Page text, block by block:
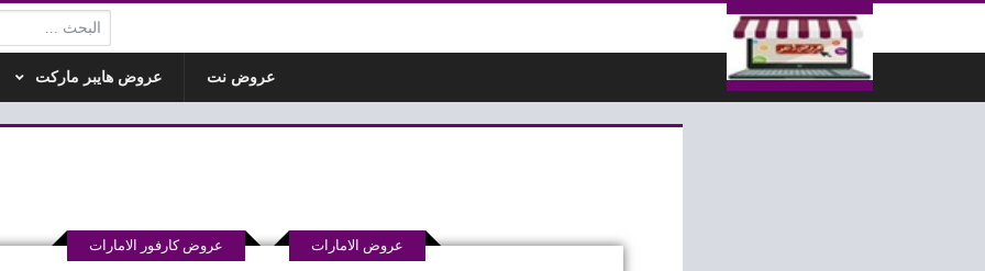
التخطي إلى المحتوى
البحث:
عروض نت عروض هايبر ماركت
عروض الامارات عروض كارفور الامارات